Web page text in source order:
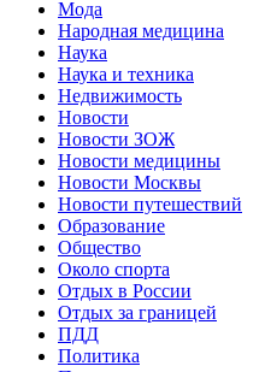
Мода
Народная медицина
Наука
Наука и техника
Недвижимость
Новости
Новости ЗОЖ
Новости медицины
Новости Москвы
Новости путешествий
Образование
Общество
Около спорта
Отдых в России
Отдых за границей
ПДД
Политика